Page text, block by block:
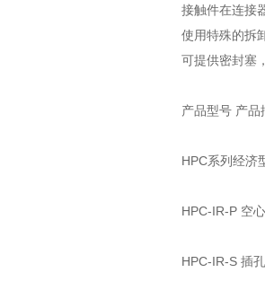
接触件在连接
使用特殊的拆
可提供密封塞
产品型号 产品
HPC系列经济
HPC-IR-P 空
HPC-IR-S 插